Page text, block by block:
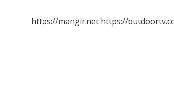
https://mangir.net https://